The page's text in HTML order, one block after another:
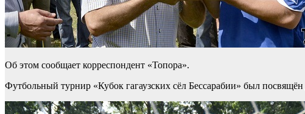
Об этом сообщает корреспондент «Топора».
Футбольный турнир «Кубок гагаузских сёл Бессарабии» был